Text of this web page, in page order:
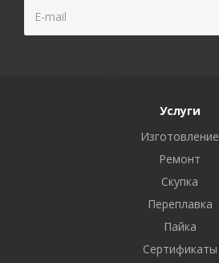
Услуги
Изготовление
Ремонт
Скупка
Переплавка
Пайка
Сертификаты